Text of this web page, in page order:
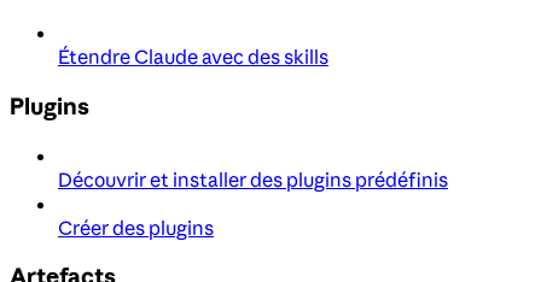
Étendre Claude avec des skills
Plugins
Découvrir et installer des plugins prédéfinis
Créer des plugins